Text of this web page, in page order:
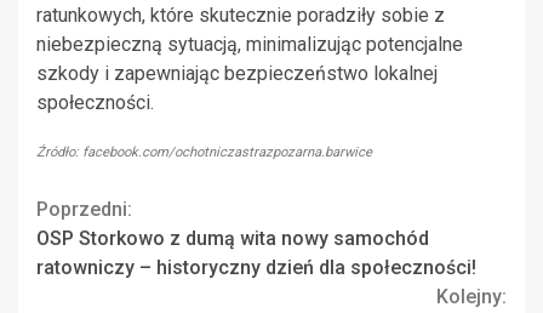
ratunkowych, które skutecznie poradziły sobie z
niebezpieczną sytuacją, minimalizując potencjalne
szkody i zapewniając bezpieczeństwo lokalnej
społeczności.
Źródło: facebook.com/ochotniczastrazpozarna.barwice
Continue
Reading
Poprzedni:
OSP Storkowo z dumą wita nowy samochód
ratowniczy – historyczny dzień dla społeczności!
Kolejny: